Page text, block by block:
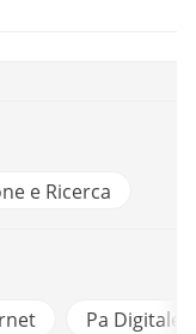
e Ricerca
Pa Digitale